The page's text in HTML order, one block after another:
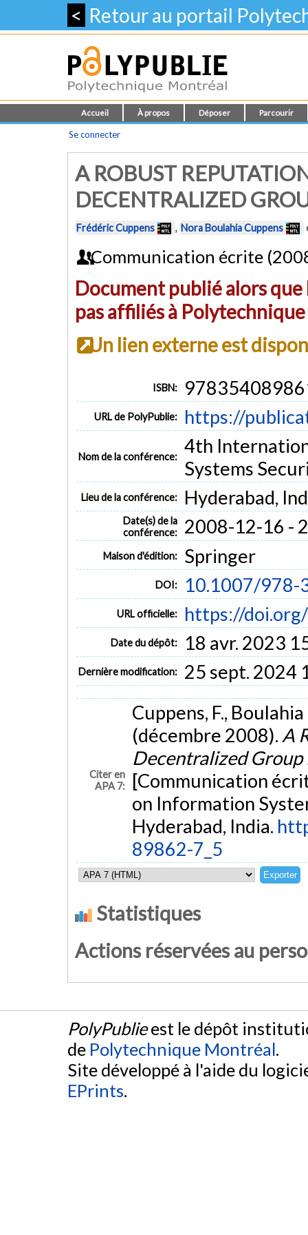
< Retour au portail
Accueil À propos Déposer Parcourir
Se connecter
A ROBUST
DECENTRALIZED
Frédéric Cuppens , Nora Boulahia Cuppens
Communication écrite
Document publié alors
pas affiliés à
Un lien externe est
ISBN:
URL de PolyPublie: https://
Nom de la conférence: 4th
Systems
Lieu de la conférence: Hyderabad,
Date(s) de la
conférence:
2008-12-16 -
Maison d'édition: Springer
DOI: 10.1007/978-
URL officielle: https://
Date du dépôt: 18 avr. 2023
Dernière modification: 25 sept. 2024
Citer en
APA 7:
Cuppens, F.,
(décembre 2008). A
Decentralized Group
[Communication
on Information
Hyderabad, India.
89862-7_5
Statistiques
Actions réservées au
PolyPublieest le dépôt
de Polytechnique Montréal.
Site développé à l'aide du
EPrints.